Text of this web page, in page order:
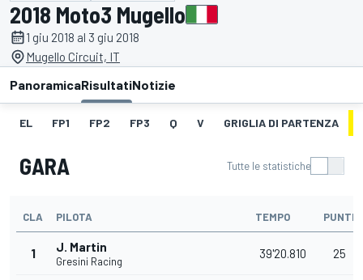
2018 Moto3 Mugello
1 giu 2018 al 3 giu 2018
Mugello Circuit, IT
PanoramicaRisultatiNotizie
EL FP1 FP2 FP3 Q V GRIGLIA DI PARTENZA
GARA Tutte le statistiche
CLA PILOTA TEMPO PUNTI
1 J. Martin
Gresini Racing
39'20.810 25